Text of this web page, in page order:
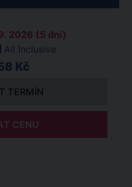
2026 (5 dní)
All Inclusive
Kč
TERMÍN
CENU